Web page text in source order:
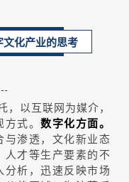
化产业的思考
以互联网为媒介，
方式。数字化方面。
渗透，文化新业态
人才等生产要素的不
析，迅速反映市场